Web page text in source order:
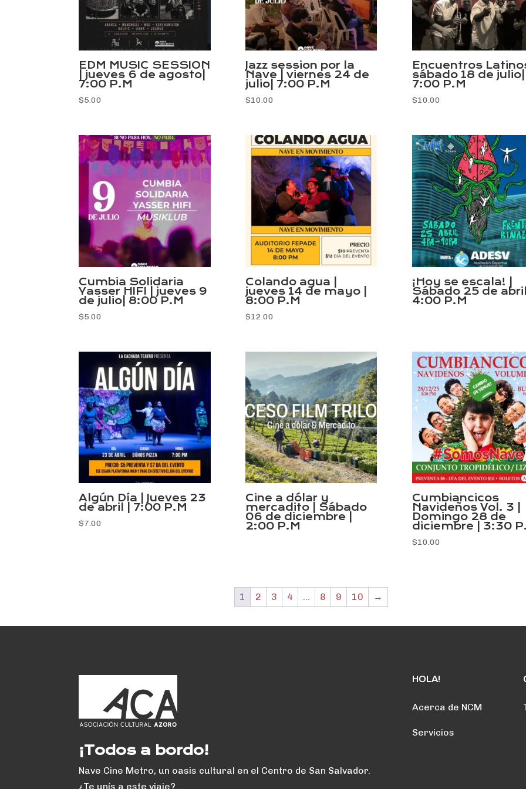
EDM MUSIC SESSION
| jueves 6 de agosto|
7:00 P.M
$5.00
Jazz session por la
Nave | viernes 24 de
julio| 7:00 P.M
$10.00
Encuentros
sábado 18 de julio|
7:00 P.M
$10.00
Cumbia Solidaria
Yasser HIFI | jueves 9
de julio| 8:00 P.M
$5.00
Colando agua |
jueves 14 de mayo |
8:00 P.M
$12.00
¡Hoy se escala! |
Sábado 25 de
4:00 P.M
Algún Día | Jueves 23
de abril | 7:00 P.M
$7.00
Cine a dólar y
mercadito | Sábado
06 de diciembre |
2:00 P.M
Cumbiancicos
Navideños Vol. 3 |
Domingo 28 de
diciembre | 3:30
$10.00
1 2 3 4 … 8 9 10 →
¡Todos a bordo!
Nave Cine Metro, un oasis cultural en el Centro de San Salvador.
¿Te unís a este viaje?
HOLA!
Acerca de NCM
Servicios